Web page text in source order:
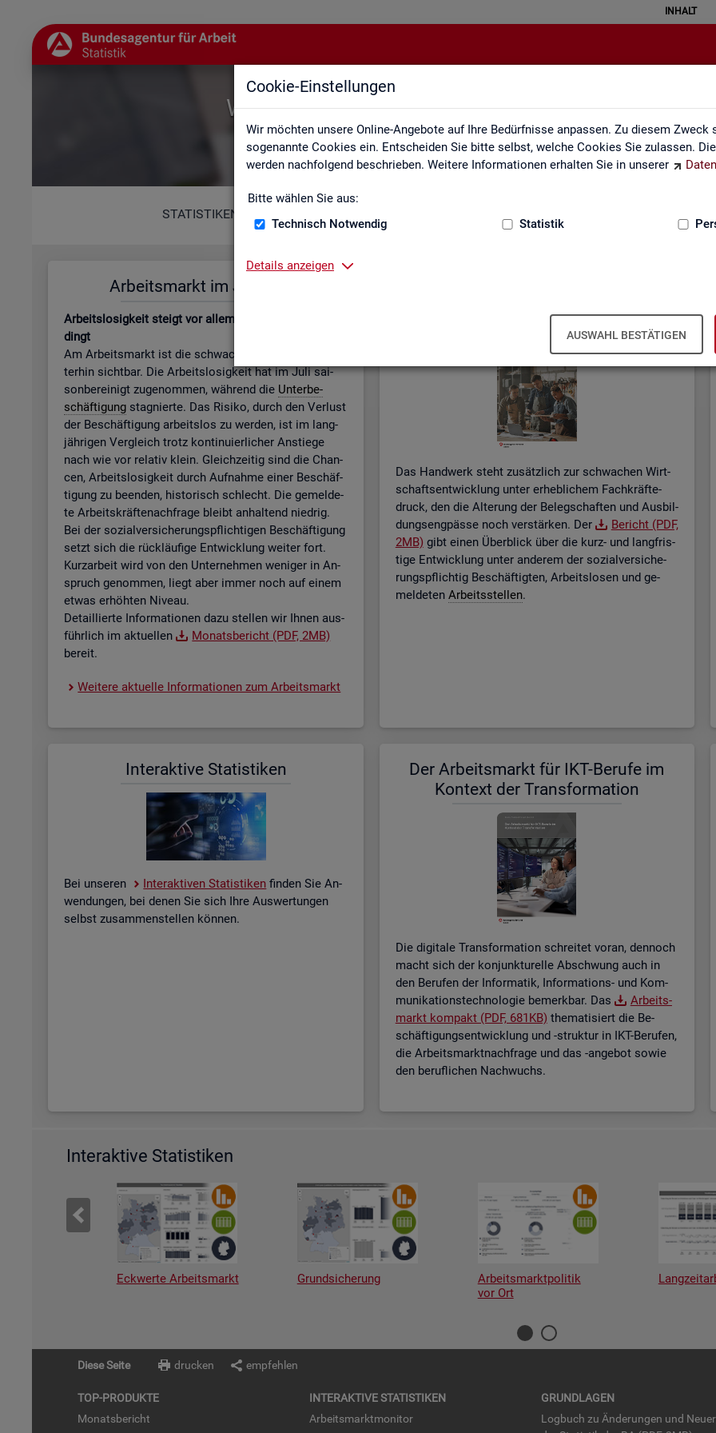
Cookie-Einstellungen
Wir möchten unsere Online-Angebote auf Ihre Bedürfnisse anpassen. Zu diesem Zweck
sogenannte Cookies ein. Entscheiden Sie bitte selbst, welche Cookies Sie zulassen.
werden nachfolgend beschrieben. Weitere Informationen erhalten Sie in unserer
Bitte wählen Sie aus:
Technisch Notwendig
Statistik
Details anzeigen
AUSWAHL BESTÄTIGEN
INHALT
Willkommen bei der Statistik der
STATISTIKEN
Ar­beits­markt im Juli 2026
Ar­beits­lo­sig­keit steigt vor allem jah­res­zeit­lich be­
dingt
Am Ar­beits­markt ist die schwa­che Kon­junk­tur wei­
ter­hin sicht­bar. Die Ar­beits­lo­sig­keit hat im Juli sai­
son­be­rei­nigt zu­ge­nom­men, wäh­rend die Un­ter­be­
schäf­ti­gung sta­gnier­te. Das Ri­si­ko, durch den Ver­lust
der Be­schäf­ti­gung ar­beits­los zu wer­den, ist im lang­
jäh­ri­gen Ver­gleich trotz kon­ti­nu­ier­li­cher An­stie­ge
nach wie vor re­la­tiv klein. Gleich­zei­tig sind die Chan­
cen, Ar­beits­lo­sig­keit durch Auf­nah­me einer Be­schäf­
ti­gung zu be­en­den, his­to­risch schlecht. Die ge­mel­de­
te Ar­beits­kräf­te­nach­fra­ge bleibt an­hal­tend nied­rig.
Bei der so­zi­al­ver­si­che­rungs­pflich­ti­gen Be­schäf­ti­gung
setzt sich die rück­läu­fi­ge Ent­wick­lung wei­ter fort.
Kurz­ar­beit wird von den Un­ter­neh­men we­ni­ger in An­
spruch ge­nom­men, liegt aber immer noch auf einem
etwas er­höh­ten Ni­veau.
De­tail­lier­te In­for­ma­tio­nen dazu stel­len wir Ihnen aus­
führ­lich im ak­tu­el­len
Mo­nats­be­richt (PDF, 2MB)
be­reit.
Wei­te­re ak­tu­el­le In­for­ma­tio­nen zum Ar­beits­markt
Das Hand­werk steht zu­sätz­lich zur schwa­chen Wirt­
schafts­ent­wick­lung unter er­heb­li­chem Fach­kräf­te­
druck, den die Al­te­rung der Be­leg­schaf­ten und Aus­bil­
dungs­eng­päs­se noch ver­stär­ken. Der
Be­richt (PDF,
2MB) gibt einen Über­blick über die kurz- und lang­fris­
ti­ge Ent­wick­lung unter an­de­rem der so­zi­al­ver­si­che­
rungs­pflich­tig Be­schäf­tig­ten, Ar­beits­lo­sen und ge­
mel­de­ten Ar­beits­stel­len.
In­ter­ak­ti­ve Sta­tis­ti­ken
Bei un­se­ren In­ter­ak­ti­ven Sta­tis­ti­ken fin­den Sie An­
wen­dun­gen, bei denen Sie sich Ihre Aus­wer­tun­gen
selbst zu­sam­men­stel­len kön­nen.
Der Ar­beits­markt für IKT-Be­ru­fe im
Kon­text der Trans­for­ma­ti­on
Die di­gi­ta­le Trans­for­ma­ti­on schrei­tet voran, den­noch
macht sich der kon­junk­tu­rel­le Ab­schwung auch in
den Be­ru­fen der In­for­ma­tik, In­for­ma­ti­ons- und Kom­
mu­ni­ka­ti­ons­tech­no­lo­gie be­merk­bar. Das
Ar­beits­
markt kom­pakt (PDF, 681KB) the­ma­ti­siert die Be­
schäf­ti­gungs­ent­wick­lung und -struk­tur in IKT-Be­ru­fen,
die Ar­beits­markt­nach­fra­ge und das -an­ge­bot sowie
den be­ruf­li­chen Nach­wuchs.
Interaktive Statistiken
Eckwerte Arbeitsmarkt Grundsicherung
Arbeitsmarktpolitik
vor Ort
Diese Seite drucken empfehlen
TOP-PRO­DUK­TE
Mo­nats­be­richt
IN­TER­AK­TI­VE STA­TIS­TI­KEN
Ar­beits­markt­mo­ni­tor
GRUND­LA­GEN
Log­buch zu Än­de­run­gen und